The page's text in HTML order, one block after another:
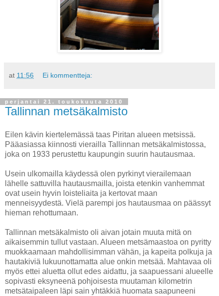
at 11:56 Ei kommentteja:
perjantai 21. toukokuuta 2010
Tallinnan metsäkalmisto
Eilen kävin kiertelemässä taas Piritan alueen metsissä.
Pääasiassa kiinnosti vierailla Tallinnan metsäkalmistossa,
joka on 1933 perustettu kaupungin suurin hautausmaa.
Usein ulkomailla käydessä olen pyrkinyt vierailemaan
lähelle sattuvilla hautausmailla, joista etenkin vanhemmat
ovat usein hyvin loisteliaita ja kertovat maan
menneisyydestä. Vielä parempi jos hautausmaa on päässyt
hieman rehottumaan.
Tallinnan metsäkalmisto oli aivan jotain muuta mitä on
aikaisemmin tullut vastaan. Alueen metsämaastoa on pyritty
muokkaamaan mahdollisimman vähän, ja kapeita polkuja ja
hautakiviä lukuunottamatta alue onkin metsää. Mahtavaa oli
myös ettei aluetta ollut edes aidattu, ja saapuessani alueelle
sopivasti eksyneenä pohjoisesta muutaman kilometrin
metsätaipaleen läpi sain yhtäkkiä huomata saapuneeni